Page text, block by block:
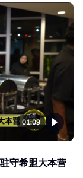
01:09
守希盟大本营